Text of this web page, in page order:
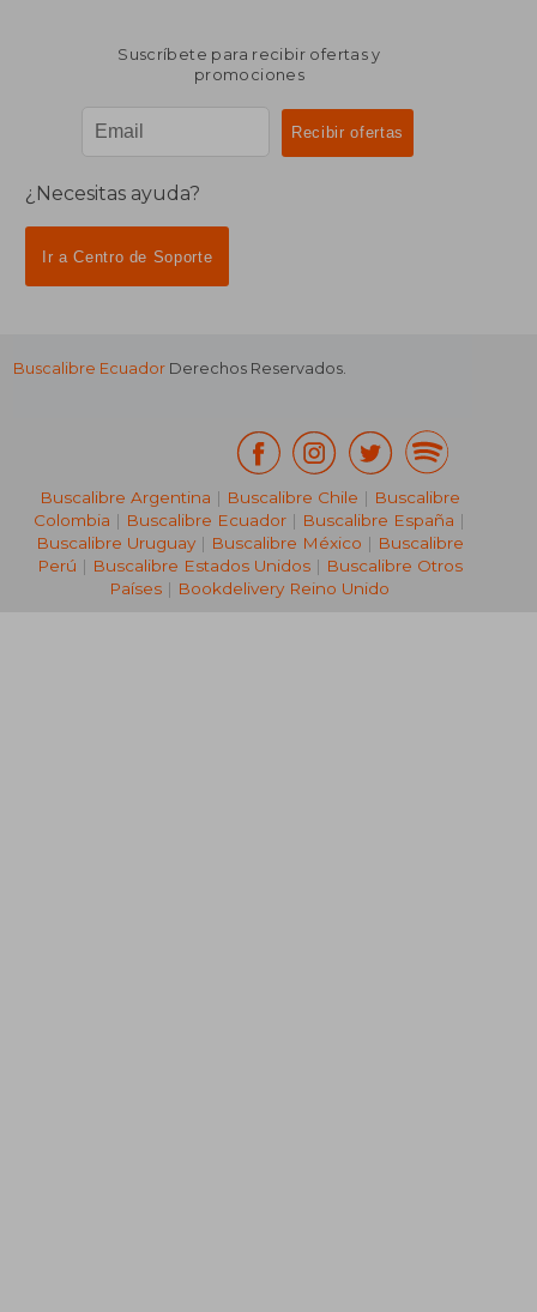
Suscríbete para recibir ofertas y
promociones
¿Necesitas ayuda?
Ir a Centro de Soporte
Buscalibre Ecuador Derechos Reservados.
Buscalibre Argentina | Buscalibre Chile | Buscalibre
Colombia | Buscalibre Ecuador | Buscalibre España |
Buscalibre Uruguay| Buscalibre México | Buscalibre
Perú | Buscalibre Estados Unidos| Buscalibre Otros
Países | Bookdelivery Reino Unido